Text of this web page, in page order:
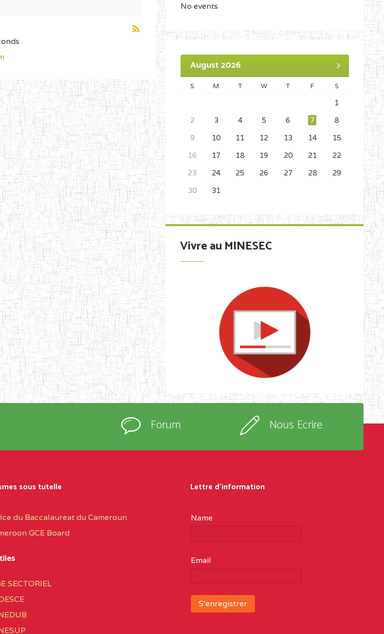
No events
August 2026
S M T W T F S
1
2
3 4 5 6 7
8
9
10 11 12 13 14
15
16
17 18 19 20 21
22
23
24 25 26 27 28
29
30
31
Vivre au MINESEC
Forum Nous Ecrire
sous tutelle
du Baccalaureat du Cameroun
GCE Board
SECTORIEL
Lettre d'information
Name
Email